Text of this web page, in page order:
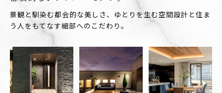
景観と馴染む都会的な美しさ、ゆとりを生む空間設計と住ま
う人をもてなす細部へのこだわり。